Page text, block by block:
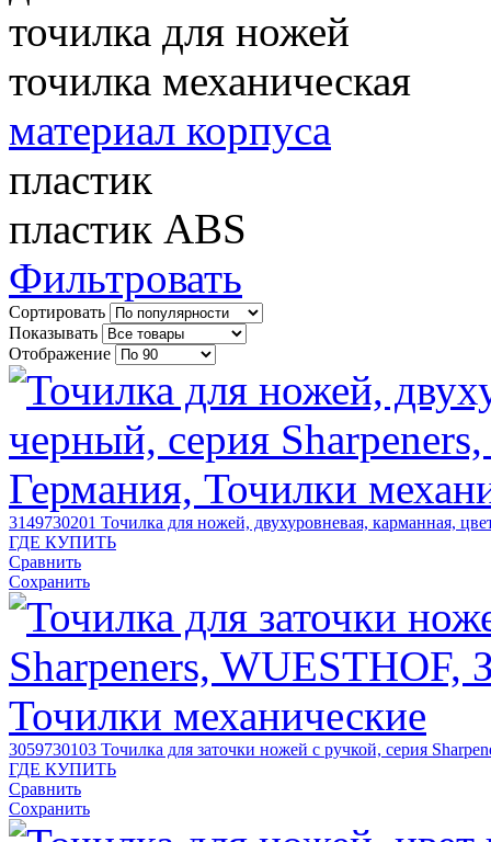
точилка для ножей
точилка механическая
материал корпуса
пластик
пластик ABS
Фильтровать
Сортировать
Показывать
Отображение
3149730201 Точилка для ножей, двухуровневая, карманная,
ГДЕ КУПИТЬ
Сравнить
Сохранить
3059730103 Точилка для заточки ножей с ручкой, серия
ГДЕ КУПИТЬ
Сравнить
Сохранить